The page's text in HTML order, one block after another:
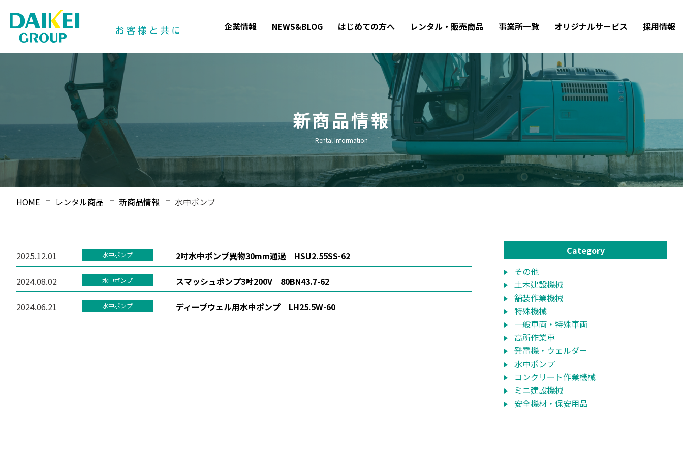
企業情報 NEWS&BLOG はじめての方へ レンタル・販売商品 事業所一覧 オリジナルサービス 採用情報
新商品情報
Rental Information
HOME レンタル商品 新商品情報 水中ポンプ
2025.12.01 水中ポンプ 2吋水中ポンプ異物30mm通過 HSU2.55SS-62
2024.08.02 水中ポンプ スマッシュポンプ3吋200V 80BN43.7-62
2024.06.21 水中ポンプ ディープウェル用水中ポンプ LH25.5W-60
Category
その他
土木建設機械
舗装作業機械
特殊機械
一般車両・特殊車両
高所作業車
発電機・ウェルダー
水中ポンプ
コンクリート作業機械
ミニ建設機械
安全機材・保安用品